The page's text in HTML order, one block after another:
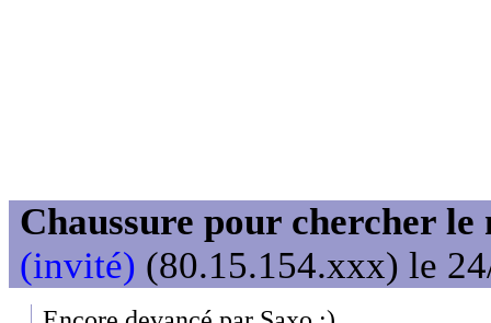
Chaussure pour chercher
(invité) (80.15.154.xxx) le